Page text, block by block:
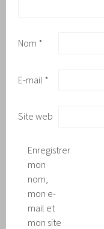
Nom *
E-mail *
Site web
Enregistrer
mon
nom,
mon e-
mail et
mon site